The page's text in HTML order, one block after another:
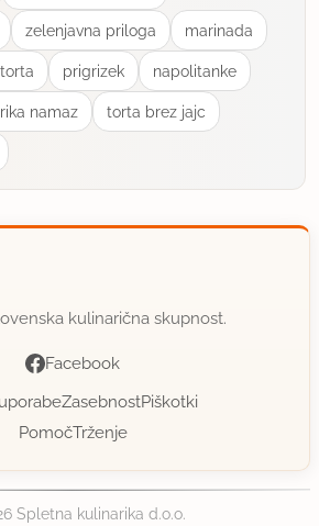
zelenjavna priloga marinada
prigrizek napolitanke
namaz torta brez jajc
kulinarična skupnost.
Facebook
ZasebnostPiškotki
PomočTrženje
Spletna kulinarika d.o.o.